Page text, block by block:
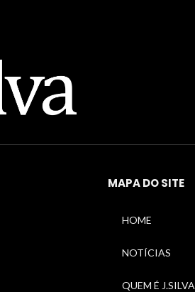
MAPA DO SITE
HOME
NOTÍCIAS
QUEM É J.SILVA